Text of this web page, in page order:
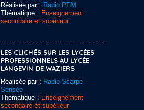
Réalisée par : Radio PFM
Thématique : Enseignement
secondaire et supérieur
LES CLICHÉS SUR LES LYCÉES
PROFESSIONNELS AU LYCÉE
LANGEVIN DE WAZIERS
Réalisée par : Radio Scarpe
Sensée
Thématique : Enseignement
secondaire et supérieur